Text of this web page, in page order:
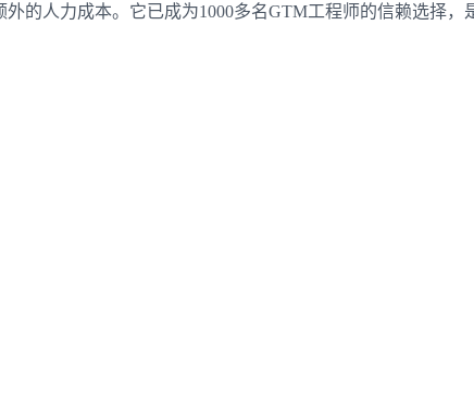
人力成本。它已成为1000多名GTM工程师的信赖选择，